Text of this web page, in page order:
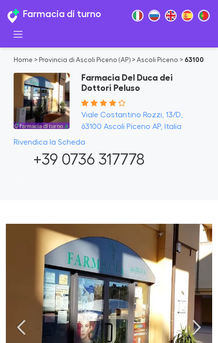
Farmacia di turno
Home > Provincia di Ascoli Piceno (AP) > Ascoli Piceno > 63100
Farmacia Del Duca dei
Dottori Peluso
Viale Costantino Rozzi, 13/D,
63100 Ascoli Piceno AP, Italia
Rivendica la Scheda
+39 0736 317778